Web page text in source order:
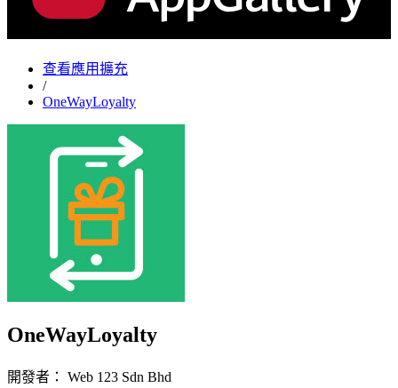
查看應用擴充
/
OneWayLoyalty
OneWayLoyalty
開發者： Web 123 Sdn Bhd